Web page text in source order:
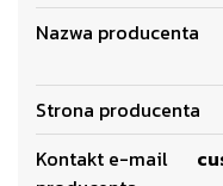
Nazwa producenta
Strona producenta
Kontakt e-mail